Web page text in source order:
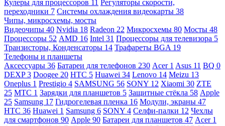
Кулеры для процессоров 11 Регуляторы скорости,
переходники 7 Системы охлаждения видеокарты 38
Чипы, микросхемы, мосты
Видеочипы 40 Nvidia 18 Radeon 22 Микросхемы 80 Мосты 48
Процессоры 52 AMD 16 Intel 31 Процессоры для телевизора 5
Транзисторы, Конденсаторы 14 Трафареты BGA 19
Телефоны и планшеты
Аксессуары 36 Батареи для телефонов 230 Acer 1 Asus 11 BQ 0
DEXP3 Doogee 20 HTC 5 Huawei 34 Lenovo 14 Meizu 13
Oneplus 1 Prestigio 4 SAMSUNG 56 SONY 12 Xiaomi 30 ZTE
25 МТС 1 Зарядки для планшетов 5 Защитные стёкла 58 Apple
25 Samsung 17 Гидрогелевая пленка 16 Модули, экраны 47
HTC 36 Huawei 1 Samsung 6 SONY 4 Селфи-палки 12 Чехлы
для смартфонов 90 Apple 90 Батареи для планшетов 47 Acer 1